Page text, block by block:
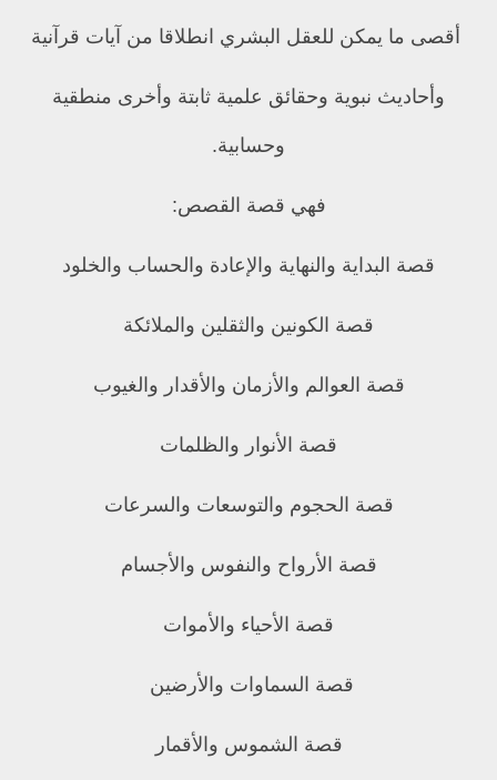
أقصى ما يمكن للعقل البشري انطلاقا من آيات قرآنية
وأحاديث نبوية وحقائق علمية ثابتة وأخرى منطقية
وحسابية.
فهي قصة القصص:
قصة البداية والنهاية والإعادة والحساب والخلود
قصة الكونين والثقلين والملائكة
قصة العوالم والأزمان والأقدار والغيوب
قصة الأنوار والظلمات
قصة الحجوم والتوسعات والسرعات
قصة الأرواح والنفوس والأجسام
قصة الأحياء والأموات
قصة السماوات والأرضين
قصة الشموس والأقمار